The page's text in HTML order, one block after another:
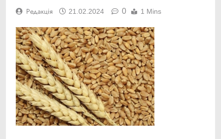
Редакція 21.02.2024 0 1 Mins